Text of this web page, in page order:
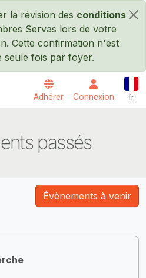
Passer au contenu principal
×
la révision des conditions
Servas lors de votre
Cette confirmation n'est
seule fois par foyer.
Adhérer Connexion fr
passés
Évènements à venir